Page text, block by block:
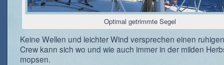
Optimal getrimmte Segel
Keine Wellen und leichter Wind versprechen einen
Crew kann sich wo und wie auch immer in der milden
mopsen.